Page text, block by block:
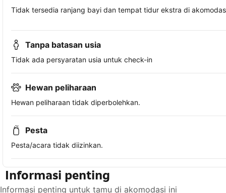
Tidak tersedia ranjang bayi dan tempat tidur ekstra di
Tanpa batasan usia
Tidak ada persyaratan usia untuk check-in
Hewan peliharaan
Hewan peliharaan tidak diperbolehkan.
Pesta
Pesta/acara tidak diizinkan.
Informasi penting
Informasi penting untuk tamu di akomodasi ini